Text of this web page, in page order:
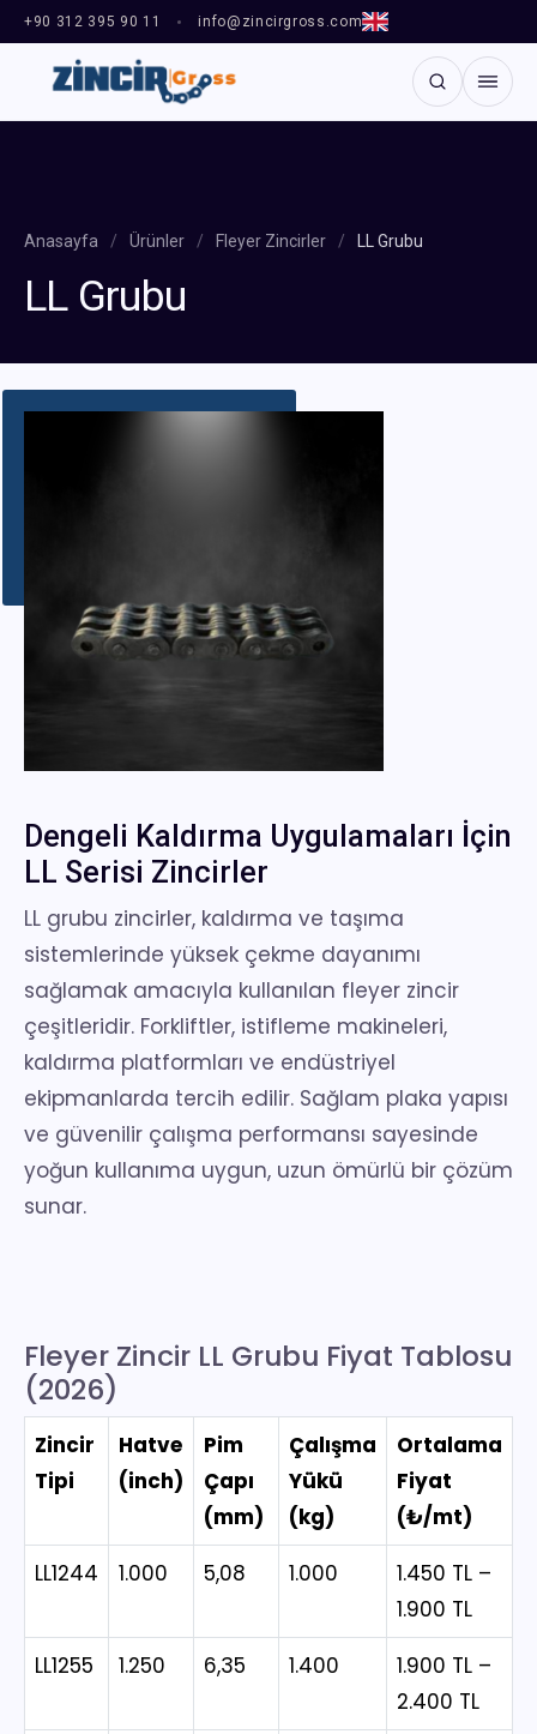
+90 312 395 90 11 info@zincirgross.com
Anasayfa / Ürünler / Fleyer Zincirler / LL Grubu
LL Grubu
Dengeli Kaldırma Uygulamaları İçin
LL Serisi Zincirler
LL grubu zincirler, kaldırma ve taşıma
sistemlerinde yüksek çekme dayanımı
sağlamak amacıyla kullanılan fleyer zincir
çeşitleridir. Forkliftler, istifleme makineleri,
kaldırma platformları ve endüstriyel
ekipmanlarda tercih edilir. Sağlam plaka yapısı
ve güvenilir çalışma performansı sayesinde
yoğun kullanıma uygun, uzun ömürlü bir çözüm
sunar.
Fleyer Zincir LL Grubu Fiyat Tablosu
(2026)
Zincir
Tipi
Hatve
(inch)
Pim
Çapı
(mm)
Çalışma
Yükü
(kg)
Ortalama
Fiyat
(₺/mt)
LL1244
1.000 5,08 1.000
1.450 TL –
1.900 TL
LL1255
1.250 6,35 1.400
1.900 TL –
2.400 TL